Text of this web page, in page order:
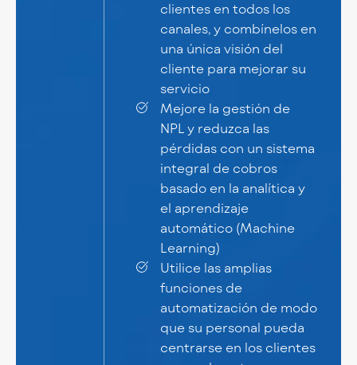
clientes en todos los
canales, y combínelos en
una única visión del
cliente para mejorar su
servicio
Mejore la gestión de
NPL y reduzca las
pérdidas con un sistema
integral de cobros
basado en la analítica y
el aprendizaje
automático (Machine
Learning)
Utilice las amplias
funciones de
automatización de modo
que su personal pueda
centrarse en los clientes